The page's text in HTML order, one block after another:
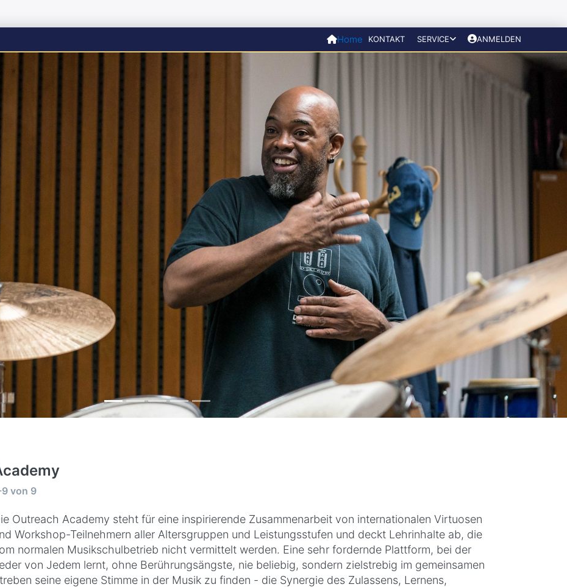
Home KONTAKT SERVICE ANMELDEN
9 von 9
Outreach Academy steht für eine inspirierende Zusammenarbeit von internationalen Virtuosen
Workshop-Teilnehmern aller Altersgruppen und Leistungsstufen und deckt Lehrinhalte ab, die
normalen Musikschulbetrieb nicht vermittelt werden. Eine sehr fordernde Plattform, bei der
von Jedem lernt, ohne Berührungsängste, nie beliebig, sondern zielstrebig im gemeinsamen
seine eigene Stimme in der Musik zu finden - die Synergie des Zulassens, Lernens,